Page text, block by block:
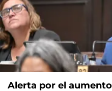
Alerta por el